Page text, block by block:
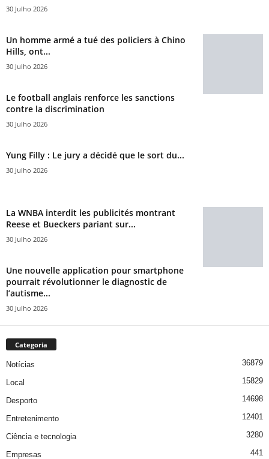
30 Julho 2026
Un homme armé a tué des policiers à Chino
Hills, ont...
30 Julho 2026
Le football anglais renforce les sanctions
contre la discrimination
30 Julho 2026
Yung Filly : Le jury a décidé que le sort du...
30 Julho 2026
La WNBA interdit les publicités montrant
Reese et Bueckers pariant sur...
30 Julho 2026
Une nouvelle application pour smartphone
pourrait révolutionner le diagnostic de
l’autisme...
30 Julho 2026
Categoria
Notícias 36879
Local 15829
Desporto 14698
Entretenimento 12401
Ciência e tecnologia 3280
Empresas 441